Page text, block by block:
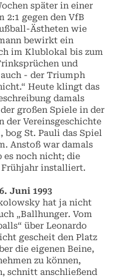
später in einer
2:1 gegen den VfB
Ästheten wie
bewirkt ein
im Klublokal bis zum
und
- der Triumph
Heute klingt das
damals
großen Spiele in der
der Vereinsgeschichte
bog St. Pauli das Spiel
Anstoß war damals
es noch nicht; die
installiert.
Juni 1993
hat ja nicht
„Ballhunger. Vom
über Leonardo
gescheit den Platz
die eigenen Beine,
zu können,
schnitt anschließend